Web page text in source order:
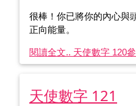
很棒！你已將你的內心與
正向能量。
閱讀全文.. 天使數字 120
天使數字 121